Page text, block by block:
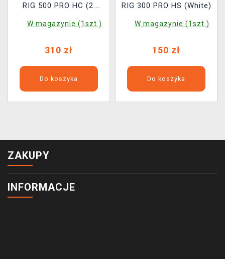
RIG 500 PRO HC (2.
W magazynie (1szt.)
310 zł
Do koszyka
RIG 300 PRO HS (White)
W magazynie (1szt.)
150 zł
Do koszyka
ZAKUPY
INFORMACJE